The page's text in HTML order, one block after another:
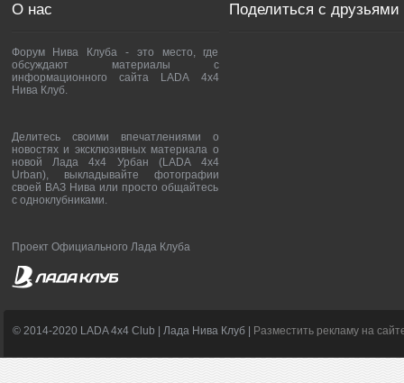
О нас
Форум Нива Клуба - это место, где
обсуждают материалы с
информационного сайта LADA 4x4
Нива Клуб.
Делитесь своими впечатлениями о
новостях и эксклюзивных материала о
новой Лада 4х4 Урбан (LADA 4x4
Urban), выкладывайте фотографии
своей ВАЗ Нива или просто общайтесь
с одноклубниками.
Проект Официального Лада Клуба
Поделиться с друзьями
© 2014-2020 LADA 4x4 Club | Лада Нива Клуб | Разместить рекламу на